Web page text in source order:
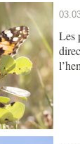
Les